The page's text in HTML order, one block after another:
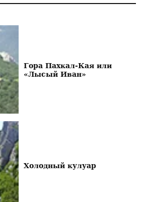
Гора Пахкал-Кая или
«Лысый Иван»
Холодный кулуар